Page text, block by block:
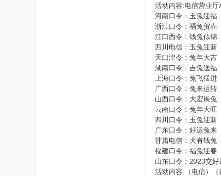
活动内容:电信营业
河南口令：玉兔迎福
浙江口令：福兔贺春
江口西令：钱兔似锦
四川电信：玉兔迎新
天口津令：兔年大吉
湖南口令：吉兔送福
上海口令：兔飞猛进
广西口令：兔来运转
山西口令：大宏展兔
云南口令：兔年大旺
四川口令：玉兔迎新
广东口令：好运兔来
甘肃电信：大有钱兔
福建口令：福兔迎春
山东口令：2023交好
活动内容:（电信）